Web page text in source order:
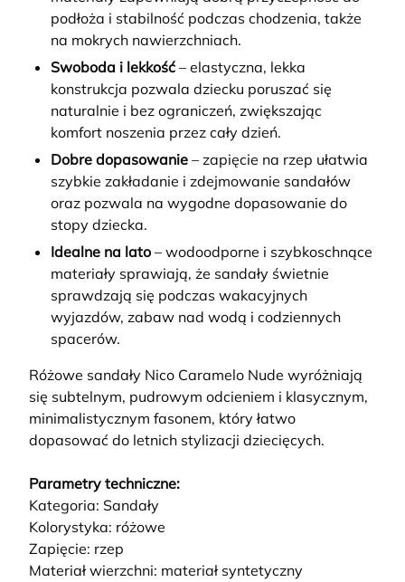
podłoża i stabilność podczas chodzenia, także
na mokrych nawierzchniach.
Swoboda i lekkość – elastyczna, lekka
konstrukcja pozwala dziecku poruszać się
naturalnie i bez ograniczeń, zwiększając
komfort noszenia przez cały dzień.
Dobre dopasowanie – zapięcie na rzep ułatwia
szybkie zakładanie i zdejmowanie sandałów
oraz pozwala na wygodne dopasowanie do
stopy dziecka.
Idealne na lato – wodoodporne i szybkoschnące
materiały sprawiają, że sandały świetnie
sprawdzają się podczas wakacyjnych
wyjazdów, zabaw nad wodą i codziennych
spacerów.
Różowe sandały Nico Caramelo Nude wyróżniają
się subtelnym, pudrowym odcieniem i klasycznym,
minimalistycznym fasonem, który łatwo
dopasować do letnich stylizacji dziecięcych.
Parametry techniczne:
Kategoria: Sandały
Kolorystyka: różowe
Zapięcie: rzep
Materiał wierzchni: materiał syntetyczny